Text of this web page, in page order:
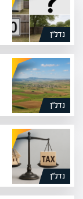
נדל”ן
נדל”ן
נדל”ן